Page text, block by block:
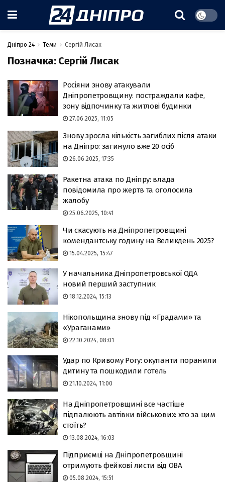
Дніпро 24 Теми Сергій Лисак
Позначка: Сергій Лисак
Росіяни знову атакували
Дніпропетровщину: постраждали кафе,
зону відпочинку та житлові будинки
27.06.2025, 11:05
Знову зросла кількість загиблих після атаки
на Дніпро: загинуло вже 20 осіб
26.06.2025, 17:35
Ракетна атака по Дніпру: влада
повідомила про жертв та оголосила
жалобу
25.06.2025, 10:41
Чи скасують на Дніпропетровщині
комендантську годину на Великдень 2025?
15.04.2025, 15:47
У начальника Дніпропетровської ОДА
новий перший заступник
18.12.2024, 15:13
Нікопольщина знову під «Градами» та
«Ураганами»
22.10.2024, 08:01
Удар по Кривому Рогу: окупанти поранили
дитину та пошкодили готель
21.10.2024, 11:00
На Дніпропетровщині все частіше
підпалюють автівки військових: хто за цим
стоїть?
13.08.2024, 16:03
Підприємці на Дніпропетровщині
отримують фейкові листи від ОВА
05.08.2024, 15:51